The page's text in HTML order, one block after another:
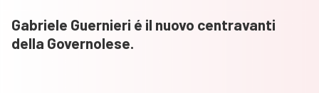
Gabriele Guernieri é il nuovo centravanti
della Governolese.